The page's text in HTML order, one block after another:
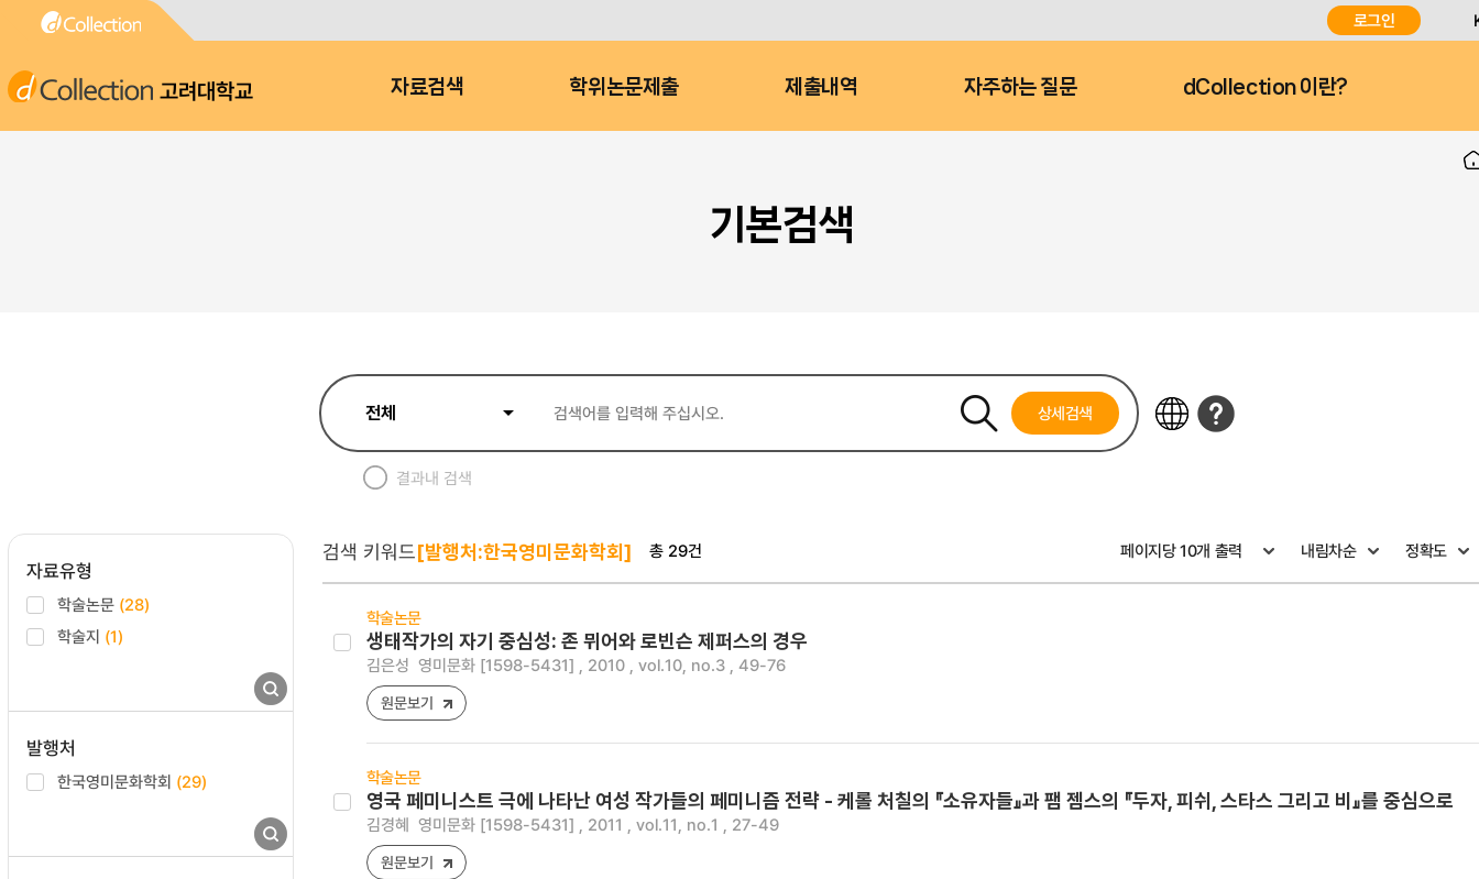
로그인
고려대학교 자료검색 학위논문제출 제출내역 자주하는 질문 dCollection 이란?
기본검색
상세검색
결과내 검색
자료유형
학술논문 (28)
학술지 (1)
발행처
한국영미문화학회 (29)
검색 키워드[발행처:한국영미문화학회] 총 29건
학술논문
생태작가의 자기 중심성: 존 뮈어와 로빈슨 제퍼스의 경우
김은성 영미문화 [1598-5431] , 2010 , vol.10, no.3 , 49-76
원문보기
학술논문
영국 페미니스트 극에 나타난 여성 작가들의 페미니즘 전략 - 케롤 처칠의 『소유자들』과 팸 젬스의 『두자, 피쉬, 스타스 그리고 비』를 중심으로
김경혜 영미문화 [1598-5431] , 2011 , vol.11, no.1 , 27-49
원문보기